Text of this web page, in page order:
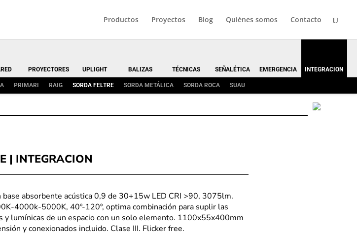
Productos Proyectos Blog Quiénes somos Contacto
PROYECTORES UPLIGHT BALIZAS TÉCNICAS SEÑALÉTICA EMERGENCIA INTEGRACION
PRIMARI RAIG SORDA FELTRE SORDA METÁLICA SORDA ROCA SUAU
| INTEGRACION
base absorbente acústica 0,9 de 30+15w LED CRI >90, 3075lm.
4000k-5000K, 40º-120º, optima combinación para suplir las
y lumínicas de un espacio con un solo elemento. 1100x55x400mm
y conexionados incluido. Clase III. Flicker free.